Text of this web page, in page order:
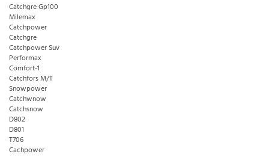
Catchgre Gp100
Milemax
Catchpower
Catchgre
Catchpower Suv
Performax
Comfort-1
Catchfors M/T
Snowpower
Catchwnow
Catchsnow
D802
D801
T706
Cachpower